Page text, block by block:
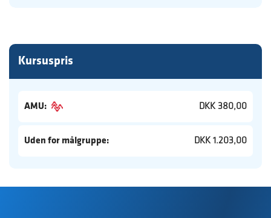
Kursuspris
AMU: DKK 380,00
Uden for målgruppe: DKK 1.203,00